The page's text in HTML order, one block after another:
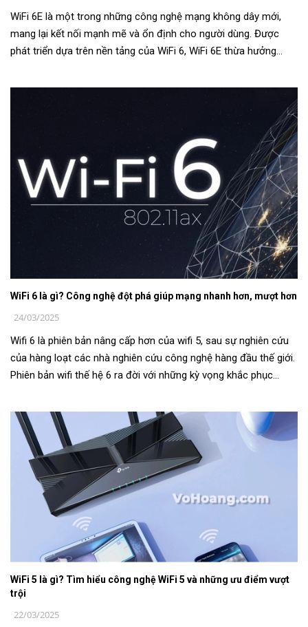
WiFi 6E là một trong những công nghệ mạng không dây mới,
mang lại kết nối mạnh mẽ và ổn định cho người dùng. Được
phát triển dựa trên nền tảng của WiFi 6, WiFi 6E thừa hưởng
WiFi 6 là gì? Công nghệ đột phá giúp mạng nhanh hơn, mượt hơn
24/03/2025
Wifi 6 là phiên bản nâng cấp hơn của wifi 5, sau sự nghiên cứu
của hàng loạt các nhà nghiên cứu công nghệ hàng đầu thế giới.
Phiên bản wifi thế hệ 6 ra đời với những kỳ vọng khắc phục
WiFi 5 là gì? Tìm hiểu công nghệ WiFi 5 và những ưu điểm vượt
trội
22/03/2025